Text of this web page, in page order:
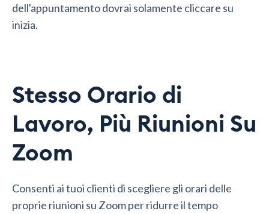
dell'appuntamento dovrai solamente cliccare su
inizia.
Stesso Orario di
Lavoro, Più Riunioni Su
Zoom
Consenti ai tuoi clienti di scegliere gli orari delle
proprie riunioni su Zoom per ridurre il tempo